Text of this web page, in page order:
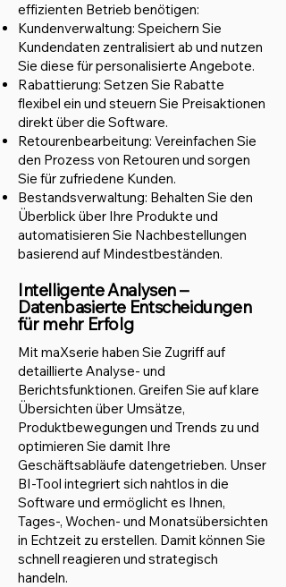
effizienten Betrieb benötigen:
Kundenverwaltung: Speichern Sie
Kundendaten zentralisiert ab und nutzen
Sie diese für personalisierte Angebote.
Rabattierung: Setzen Sie Rabatte
flexibel ein und steuern Sie Preisaktionen
direkt über die Software.
Retourenbearbeitung: Vereinfachen Sie
den Prozess von Retouren und sorgen
Sie für zufriedene Kunden.
Bestandsverwaltung: Behalten Sie den
Überblick über Ihre Produkte und
automatisieren Sie Nachbestellungen
basierend auf Mindestbeständen.
Intelligente Analysen –
Datenbasierte Entscheidungen
für mehr Erfolg
Mit maXserie haben Sie Zugriff auf
detaillierte Analyse- und
Berichtsfunktionen. Greifen Sie auf klare
Übersichten über Umsätze,
Produktbewegungen und Trends zu und
optimieren Sie damit Ihre
Geschäftsabläufe datengetrieben. Unser
BI-Tool integriert sich nahtlos in die
Software und ermöglicht es Ihnen,
Tages-, Wochen- und Monatsübersichten
in Echtzeit zu erstellen. Damit können Sie
schnell reagieren und strategisch
handeln.